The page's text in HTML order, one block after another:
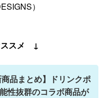
）
スメ ↓
品まとめ】ドリンクポ
性抜群のコラボ商品が